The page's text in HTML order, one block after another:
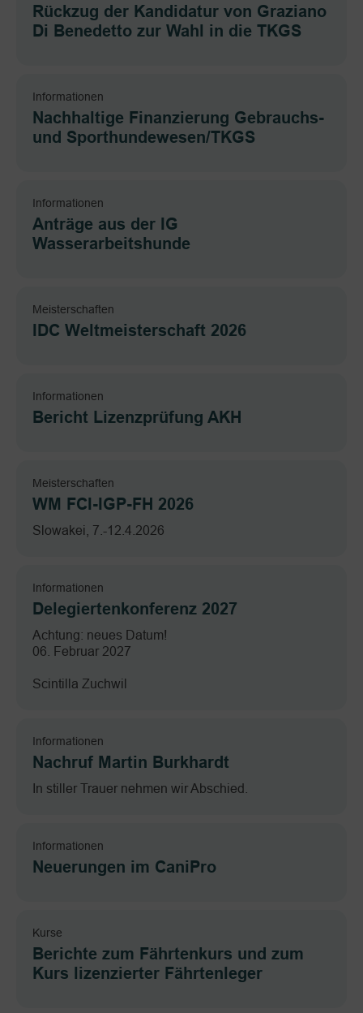
Rückzug der Kandidatur von Graziano
Di Benedetto zur Wahl in die TKGS
Informationen
Nachhaltige Finanzierung Gebrauchs-
und Sporthundewesen/TKGS
Informationen
Anträge aus der IG
Wasserarbeitshunde
Meisterschaften
IDC Weltmeisterschaft 2026
Informationen
Bericht Lizenzprüfung AKH
Meisterschaften
WM FCI-IGP-FH 2026
Slowakei, 7.-12.4.2026
Informationen
Delegiertenkonferenz 2027
Achtung: neues Datum!
06. Februar 2027
Scintilla Zuchwil
Informationen
Nachruf Martin Burkhardt
In stiller Trauer nehmen wir Abschied.
Informationen
Neuerungen im CaniPro
Kurse
Berichte zum Fährtenkurs und zum
Kurs lizenzierter Fährtenleger